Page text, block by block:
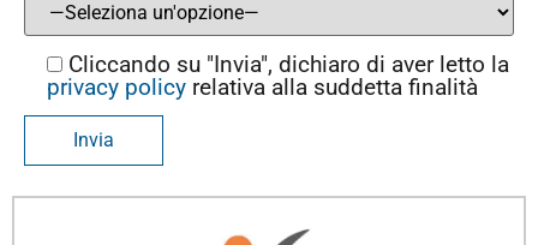
Cliccando su "Invia", dichiaro di aver letto la
privacy policy relativa alla suddetta finalità